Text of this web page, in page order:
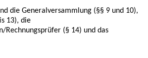
die Generalversammlung (§§ 9 und 10),
13), die
Rechnungsprüfer (§ 14) und das